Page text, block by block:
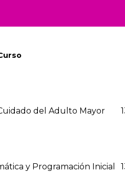
del Adulto Mayor
y Programación Inicial